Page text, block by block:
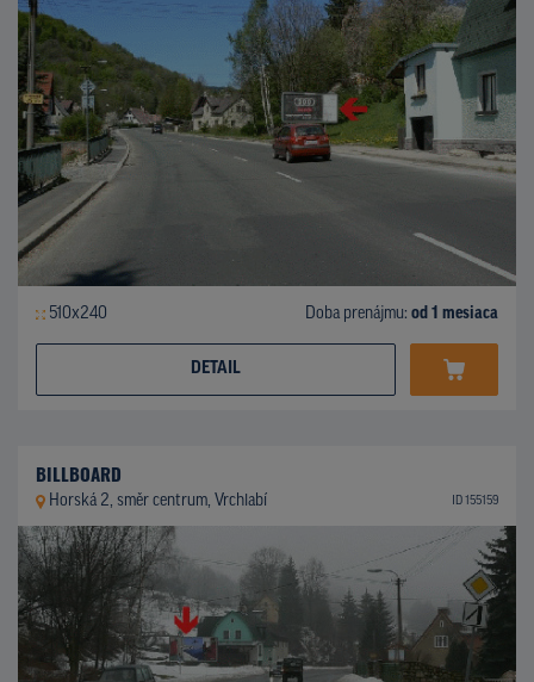
510x240 Doba prenájmu: od 1 mesiaca
DETAIL
BILLBOARD
Horská 2, směr centrum, Vrchlabí ID 155159